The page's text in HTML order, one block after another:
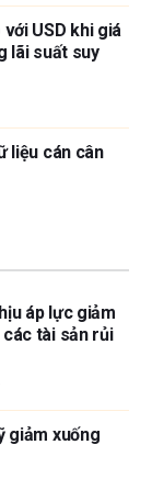
USD khi giá
lãi suất suy
liệu cán cân
áp lực giảm
tài sản rủi
giảm xuống